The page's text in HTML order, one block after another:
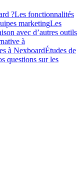
?Les fonctionnalités
marketingLes
avec d’autres outils
à
à NexboardÉtudes de
questions sur les